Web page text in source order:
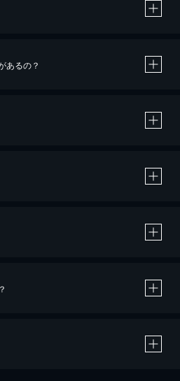
あるの？
トカード決済による作品の購入 / レンタルです。